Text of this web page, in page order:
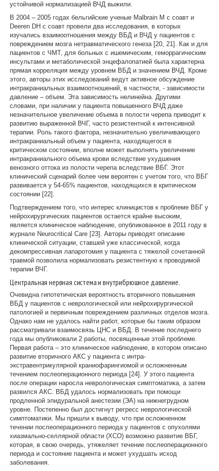
устойчивой нормализацией ВЧД выжили.
В 2004 – 2005 годах бельгийские ученые Malbrain M с соавт и
Deeren DH с соавт провели два исследования, в которых
изучались взаимоотношения между ВБД и ВЧД у пациентов с
повреждением мозга нетравматического генеза [20, 21]. Как и для
пациентов с ЧМТ, для больных с ишемическим, геморрагическим
инсультами и метаболической энцефалопатией была характерна
прямая корреляция между уровнем ВБД и значением ВЧД. Кроме
этого, авторы этих исследований ведут активное обсуждение
интракраниальных взаимоотношений, в частности, - зависимости
давление – объем. Эта зависимость нелинейна. Другими
словами, при наличии у пациента повышенного ВЧД даже
незначительное увеличение объема в полости черепа приводит к
развитию выраженной ВЧГ, часто резистентной к интенсивной
терапии. Роль такого фактора, незначительно увеличивающего
интракраниальный объем у пациента, находящегося в
критическом состоянии, вполне может выполнять увеличение
интракраниального объема крови вследствие ухудшения
венозного оттока из полости черепа вследствие ВБГ. Этот
клинический сценарий более чем вероятен с учетом того, что ВБГ
развивается у 54-65% пациентов, находящихся в критическом
состоянии [22].
Подтверждением того, что интерес клиницистов к проблеме ВБГ у
нейрохирургических пациентов остается крайне высоким,
является клиническое наблюдение, опубликованное в 2011 году в
журнале Neurocritical Care [23]. Авторы приводят описание
клинической ситуации, ставшей уже классической, когда
декомпрессивная лапаротомия у пациента с тяжелой сочетанной
травмой позволила нормализовать резистентную к проводимой
терапии ВЧГ.
Центральная нервная система и внутрибрюшное давление.
Очевидна гипотетическая вероятность вторичного повышения
ВБД у пациентов с неврологической или нейрохирургической
патологией и первичным повреждением различных отделов мозга.
Однако нам не удалось найти работ, которые бы таким образом
рассматривали взаимосвязь ЦНС и ВБД. В течение последнего
года мы опубликовали 2 работы, посвященные этой проблеме.
Первая работа – это клиническое наблюдение, в котором описано
развитие вторичного АКС у пациента с интра-
экстравентрикулярной краниофарингиомой и осложненным
течением послеоперационного периода [24]. У этого пациента
после операции наросла неврологическая симптоматика, а затем
развился АКС. ВБД удалось нормализовать при помощи
продленной эпидуральной анестезии (ЭА) на нижнегрудном
уровне. Постепенно был достигнут регресс неврологической
симптоматики. Мы пришли к выводу, что при осложненном
течении послеоперационного периода у пациентов с опухолями
хиазмально-селлярной области (ХСО) возможно развитие ВБГ,
которая, в свою очередь, утяжеляет течение послеоперационного
периода и состояние пациента и может ухудшать исход
заболевания.